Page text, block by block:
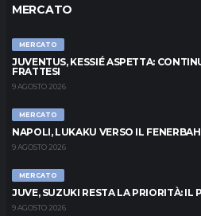
MERCATO
MERCATO
JUVENTUS, KESSIÉ ASPETTA:
FRATTESI
9 AGOSTO 2026
MERCATO
NAPOLI, LUKAKU VERSO IL
9 AGOSTO 2026
MERCATO
JUVE, SUZUKI RESTA LA PRIORITÀ: IL
9 AGOSTO 2026